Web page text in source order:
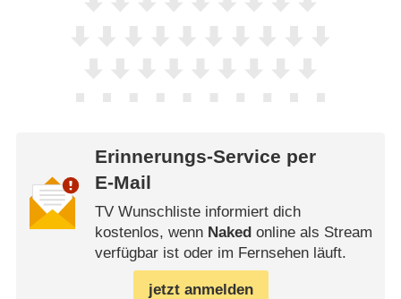
Erinnerungs-Service per
E-Mail
TV Wunschliste informiert dich
kostenlos, wenn Nakedonline als Stream
verfügbar ist oder im Fernsehen läuft.
jetzt anmelden